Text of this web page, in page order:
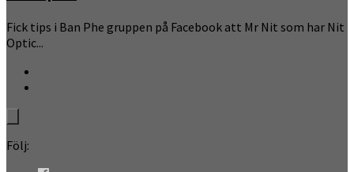
Fick tips i Ban Phe gruppen på Facebook att Mr Nit som har Nit
Optic...
Följ: